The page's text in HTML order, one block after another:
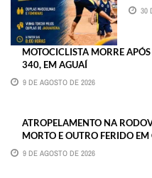
30
MOTOCICLISTA MORRE
340, EM AGUAÍ
9 DE AGOSTO DE 2026
ATROPELAMENTO NA
MORTO E OUTRO FERIDO
9 DE AGOSTO DE 2026